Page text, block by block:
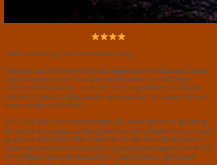
Jorden vånder sig under menneskets vægt.
Duften af våd jord er det første der møder dig på Odsherred Teater,
duften af penge er det der skaber problemerne i forestillingen
DÆMNINGEN – DET TABTE LAND, og duften af en fremtid,
hvor der er plads til både naturen og mennesket, er måske nok den
eneste løsning på det hele.
For 150 år siden var inddæmningen af Lammefjorden en genistreg,
der skabte ny frugtbar landbrugsjord hvor der tidligere blot var vand,
og alle var benovede. Men hvad ville der ske, hvis din borgmester i
næste uge præsenterer et storstilet naturgenopretningsprojekt fra EU,
der i miljøets navn skal genetablere Lammefjorden, og dermed